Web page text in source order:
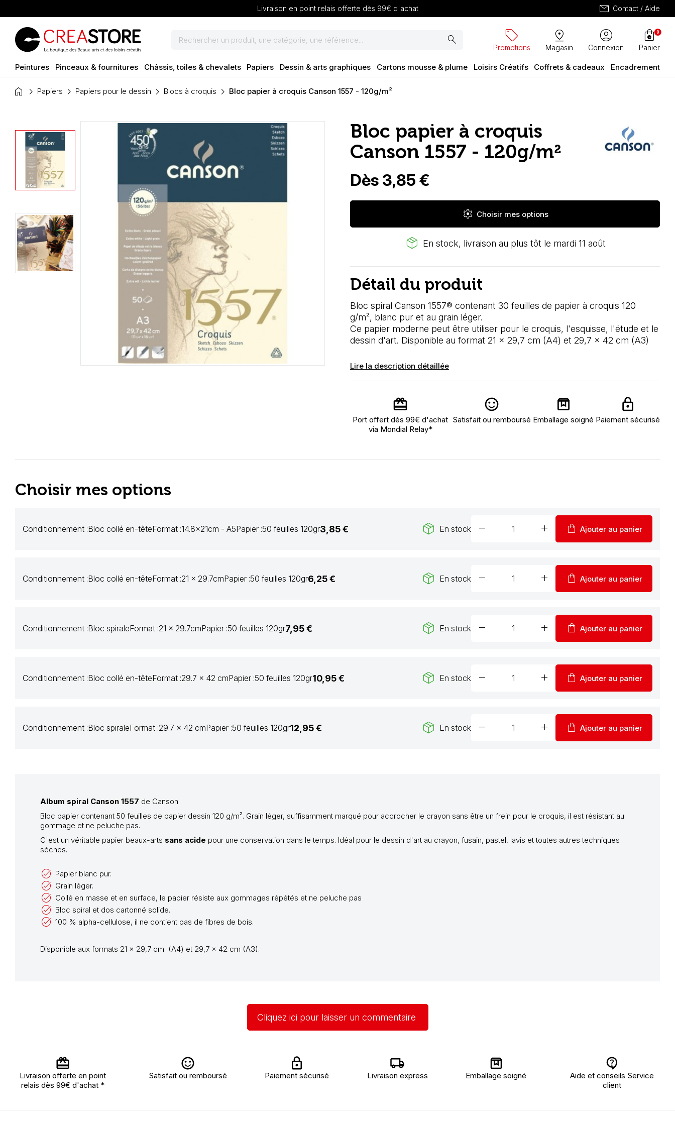
Livraison en point relais offerte dès 99€ d'achat mail Contact / Aide
search sell
Promotions
pin_drop
Magasin
account_circle
Connexion
shopping_bag
Panier
0
Peintures Pinceaux & fournitures Châssis, toiles & chevalets Papiers Dessin & arts graphiques Cartons mousse & plume Loisirs Créatifs Coffrets & cadeaux Encadrement
home Papiers Papiers pour le dessin Blocs à croquis Bloc papier à croquis Canson 1557 - 120g/m²
Bloc papier à croquis
Canson 1557 - 120g/m²
Dès 3,85 €
settings Choisir mes options
package_2 En stock, livraison au plus tôt le mardi 11 août
Détail du produit
Bloc spiral Canson 1557® contenant 30 feuilles de papier à croquis 120
g/m², blanc pur et au grain léger.
Ce papier moderne peut être utiliser pour le croquis, l'esquisse, l'étude et le
dessin d'art. Disponible au format 21 x 29,7 cm (A4) et 29,7 x 42 cm (A3)
Lire la description détaillée
Port offert dès 99€ d'achat
via Mondial Relay*
Satisfait ou remboursé Emballage soigné Paiement sécurisé
Choisir mes options
Conditionnement :Bloc collé en-têteFormat :14.8x21cm - A5Papier :50 feuilles 120gr3,85 € package_2 En stock remove add shopping_bag Ajouter au panier
Conditionnement :Bloc collé en-têteFormat :21 x 29.7cmPapier :50 feuilles 120gr6,25 € package_2 En stock remove add shopping_bag Ajouter au panier
Conditionnement :Bloc spiraleFormat :21 x 29.7cmPapier :50 feuilles 120gr7,95 € package_2 En stock remove add shopping_bag Ajouter au panier
Conditionnement :Bloc collé en-têteFormat :29.7 x 42 cmPapier :50 feuilles 120gr10,95 € package_2 En stock remove add shopping_bag Ajouter au panier
Conditionnement :Bloc spiraleFormat :29.7 x 42 cmPapier :50 feuilles 120gr12,95 € package_2 En stock remove add shopping_bag Ajouter au panier
Album spiral Canson 1557 de Canson
Bloc papier contenant 50 feuilles de papier dessin 120 g/m². Grain léger, suffisamment marqué pour accrocher le crayon sans être un frein pour le croquis, il est résistant au
gommage et ne peluche pas.
C'est un véritable papier beaux-arts sans acide pour une conservation dans le temps. Idéal pour le dessin d'art au crayon, fusain, pastel, lavis et toutes autres techniques
sèches.
Papier blanc pur.
Grain léger.
Collé en masse et en surface, le papier résiste aux gommages répétés et ne peluche pas
Bloc spiral et dos cartonné solide.
100 % alpha-cellulose, il ne contient pas de fibres de bois.
Disponible aux formats 21 x 29,7 cm (A4) et 29,7 x 42 cm (A3).
Cliquez ici pour laisser un commentaire
Livraison offerte en point
relais dès 99€ d'achat *
Satisfait ou remboursé Paiement sécurisé Livraison express Emballage soigné
Aide et conseils Service
client